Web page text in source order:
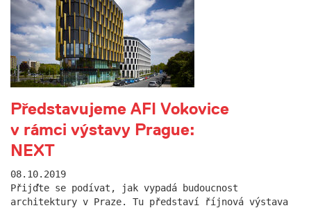
Představujeme AFI Vokovice
v rámci výstavy Prague:
NEXT
08.10.2019
Přijďte se podívat, jak vypadá budoucnost
architektury v Praze. Tu představí říjnová výstava